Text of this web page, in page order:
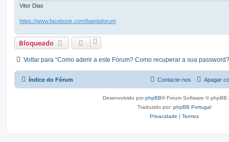
Vitor Dias
https://www.facebook.com/bandaforum
Bloqueado
Voltar para “Como aderir a este Fórum? Como recuperar a sua
Índice do Fórum Apagar
Contacte-nos
Desenvolvido porphpBB® Forum Software © phpBB
Traduzido por: phpBB Portugal
Privacidade | Termos